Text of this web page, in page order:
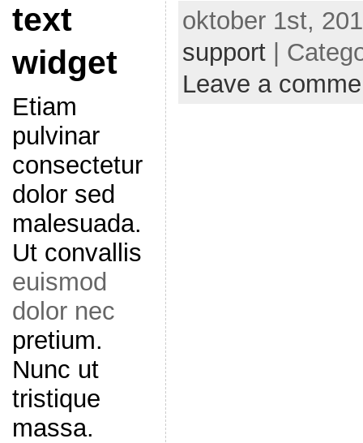
text
widget
Etiam
pulvinar
consectetur
dolor sed
malesuada.
Ut convallis
euismod
dolor nec
pretium.
Nunc ut
tristique
massa.
oktober 1st,
support|
Leave a